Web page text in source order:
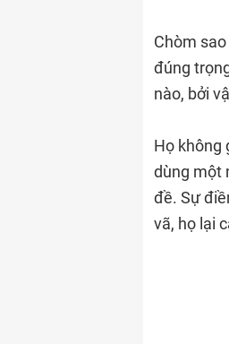
Chòm
đúng
nào, bởi
Họ không
dùng một
đề. Sự
vã, họ lại